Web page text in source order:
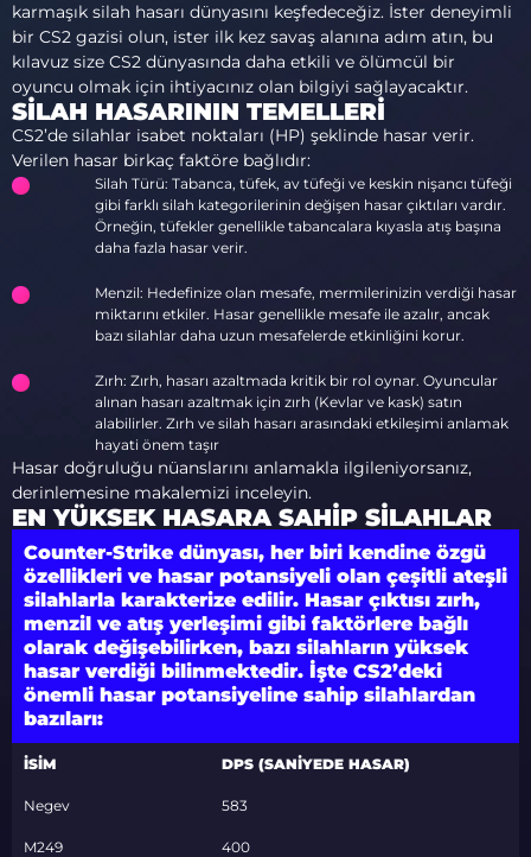
karmaşık silah hasarı dünyasını keşfedeceğiz. İster deneyimli
bir CS2 gazisi olun, ister ilk kez savaş alanına adım atın, bu
kılavuz size CS2 dünyasında daha etkili ve ölümcül bir
oyuncu olmak için ihtiyacınız olan bilgiyi sağlayacaktır.
SILAH HASARININ TEMELLERI
CS2’de silahlar isabet noktaları (HP) şeklinde hasar verir.
Verilen hasar birkaç faktöre bağlıdır:
Silah Türü: Tabanca, tüfek, av tüfeği ve keskin nişancı tüfeği
gibi farklı silah kategorilerinin değişen hasar çıktıları vardır.
Örneğin, tüfekler genellikle tabancalara kıyasla atış başına
daha fazla hasar verir.
Menzil: Hedefinize olan mesafe, mermilerinizin verdiği hasar
miktarını etkiler. Hasar genellikle mesafe ile azalır, ancak
bazı silahlar daha uzun mesafelerde etkinliğini korur.
Zırh: Zırh, hasarı azaltmada kritik bir rol oynar. Oyuncular
alınan hasarı azaltmak için zırh (Kevlar ve kask) satın
alabilirler. Zırh ve silah hasarı arasındaki etkileşimi anlamak
hayati önem taşır
Hasar doğruluğu nüanslarını anlamakla ilgileniyorsanız,
derinlemesine makalemizi inceleyin.
EN YÜKSEK HASARA SAHIP SILAHLAR
Counter-Strike dünyası, her biri kendine özgü
özellikleri ve hasar potansiyeli olan çeşitli ateşli
silahlarla karakterize edilir. Hasar çıktısı zırh,
menzil ve atış yerleşimi gibi faktörlere bağlı
olarak değişebilirken, bazı silahların yüksek
hasar verdiği bilinmektedir. İşte CS2’deki
önemli hasar potansiyeline sahip silahlardan
bazıları:
İSIM DPS (SANIYEDE HASAR)
Negev 583
M249 400